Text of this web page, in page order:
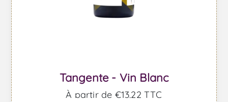
Tangente - Vin Blanc
À partir de €13,22 TTC